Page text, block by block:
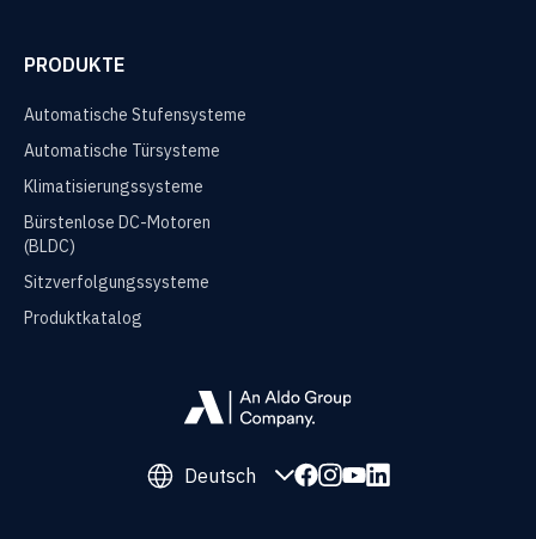
PRODUKTE
Automatische Stufensysteme
Automatische Türsysteme
Klimatisierungssysteme
Bürstenlose DC-Motoren
(BLDC)
Sitzverfolgungssysteme
Produktkatalog
Deutsch